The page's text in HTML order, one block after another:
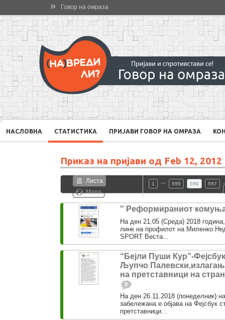
» Говор на омраза
НАСЛОВНА СТАТИСТИКА ПРИЈАВИ ГОВОР НА ОМРАЗА
Приказ на пријави од Feb 12,
Листа
Мапа
1 595 596 597
'' Реформираниот
На ден 21.05 (Среда) 2018
линк на профилот на Миленко
SPORT Веста...
“Бејли Пуши Кур”-
Љупчо
на претставници на
0
На ден 26.11.2018 (понеделник)
забележана е објава на Фејсбук
претставници...